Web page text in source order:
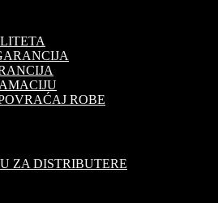
ROBE
ZA DISTRIBUTERE